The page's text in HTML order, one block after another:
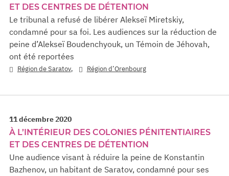
ET DES CENTRES DE DÉTENTION
Le tribunal a refusé de libérer Alekseï Miretskiy,
condamné pour sa foi. Les audiences sur la réduction de
peine d’Alekseï Boudenchyouk, un Témoin de Jéhovah,
ont été reportées
Région de Saratov, Région d’Orenbourg
11 décembre 2020
À L’INTÉRIEUR DES COLONIES PÉNITENTIAIRES
ET DES CENTRES DE DÉTENTION
Une audience visant à réduire la peine de Konstantin
Bazhenov, un habitant de Saratov, condamné pour ses